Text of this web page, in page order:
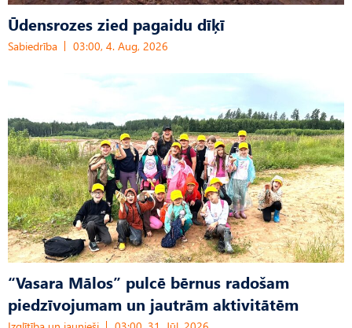
Ūdensrozes zied pagaidu dīķī
Sabiedrība 03:00, 4. Aug, 2026
“Vasara Mālos” pulcē bērnus radošam
piedzīvojumam un jautrām aktivitātēm